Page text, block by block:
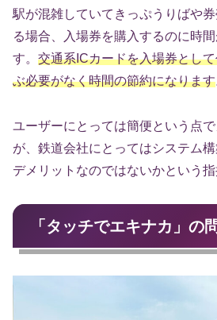
駅が混雑していてきっぷうりばや
る場合、入場券を購入するのに時
す。 交通系ICカードを入場券とし
ぶ必要がなく時間の節約になります
ユーザーにとっては簡便という点
が、鉄道会社にとってはシステム
デメリットなのではないかという指
「タッチでエキナカ」の